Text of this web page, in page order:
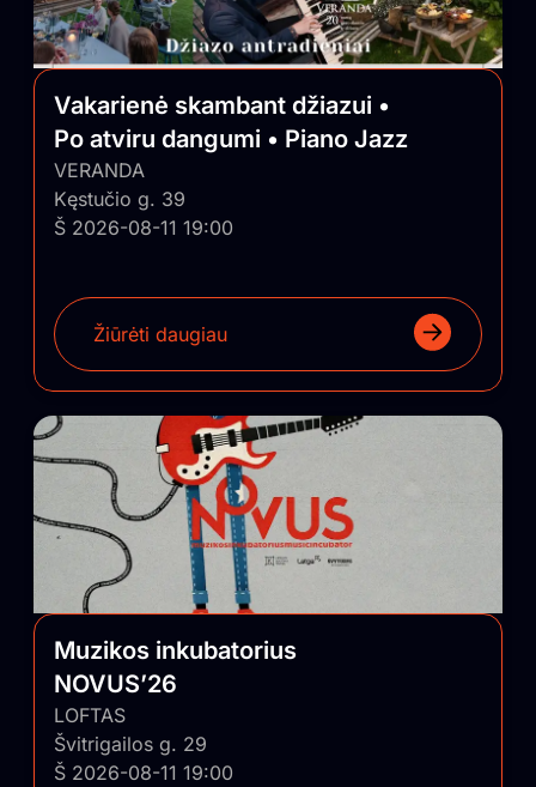
Vakarienė skambant džiazui •
Po atviru dangumi • Piano Jazz
VERANDA
Kęstučio g. 39
Š 2026-08-11 19:00
Žiūrėti daugiau
Muzikos inkubatorius
NOVUS’26
LOFTAS
Švitrigailos g. 29
Š 2026-08-11 19:00